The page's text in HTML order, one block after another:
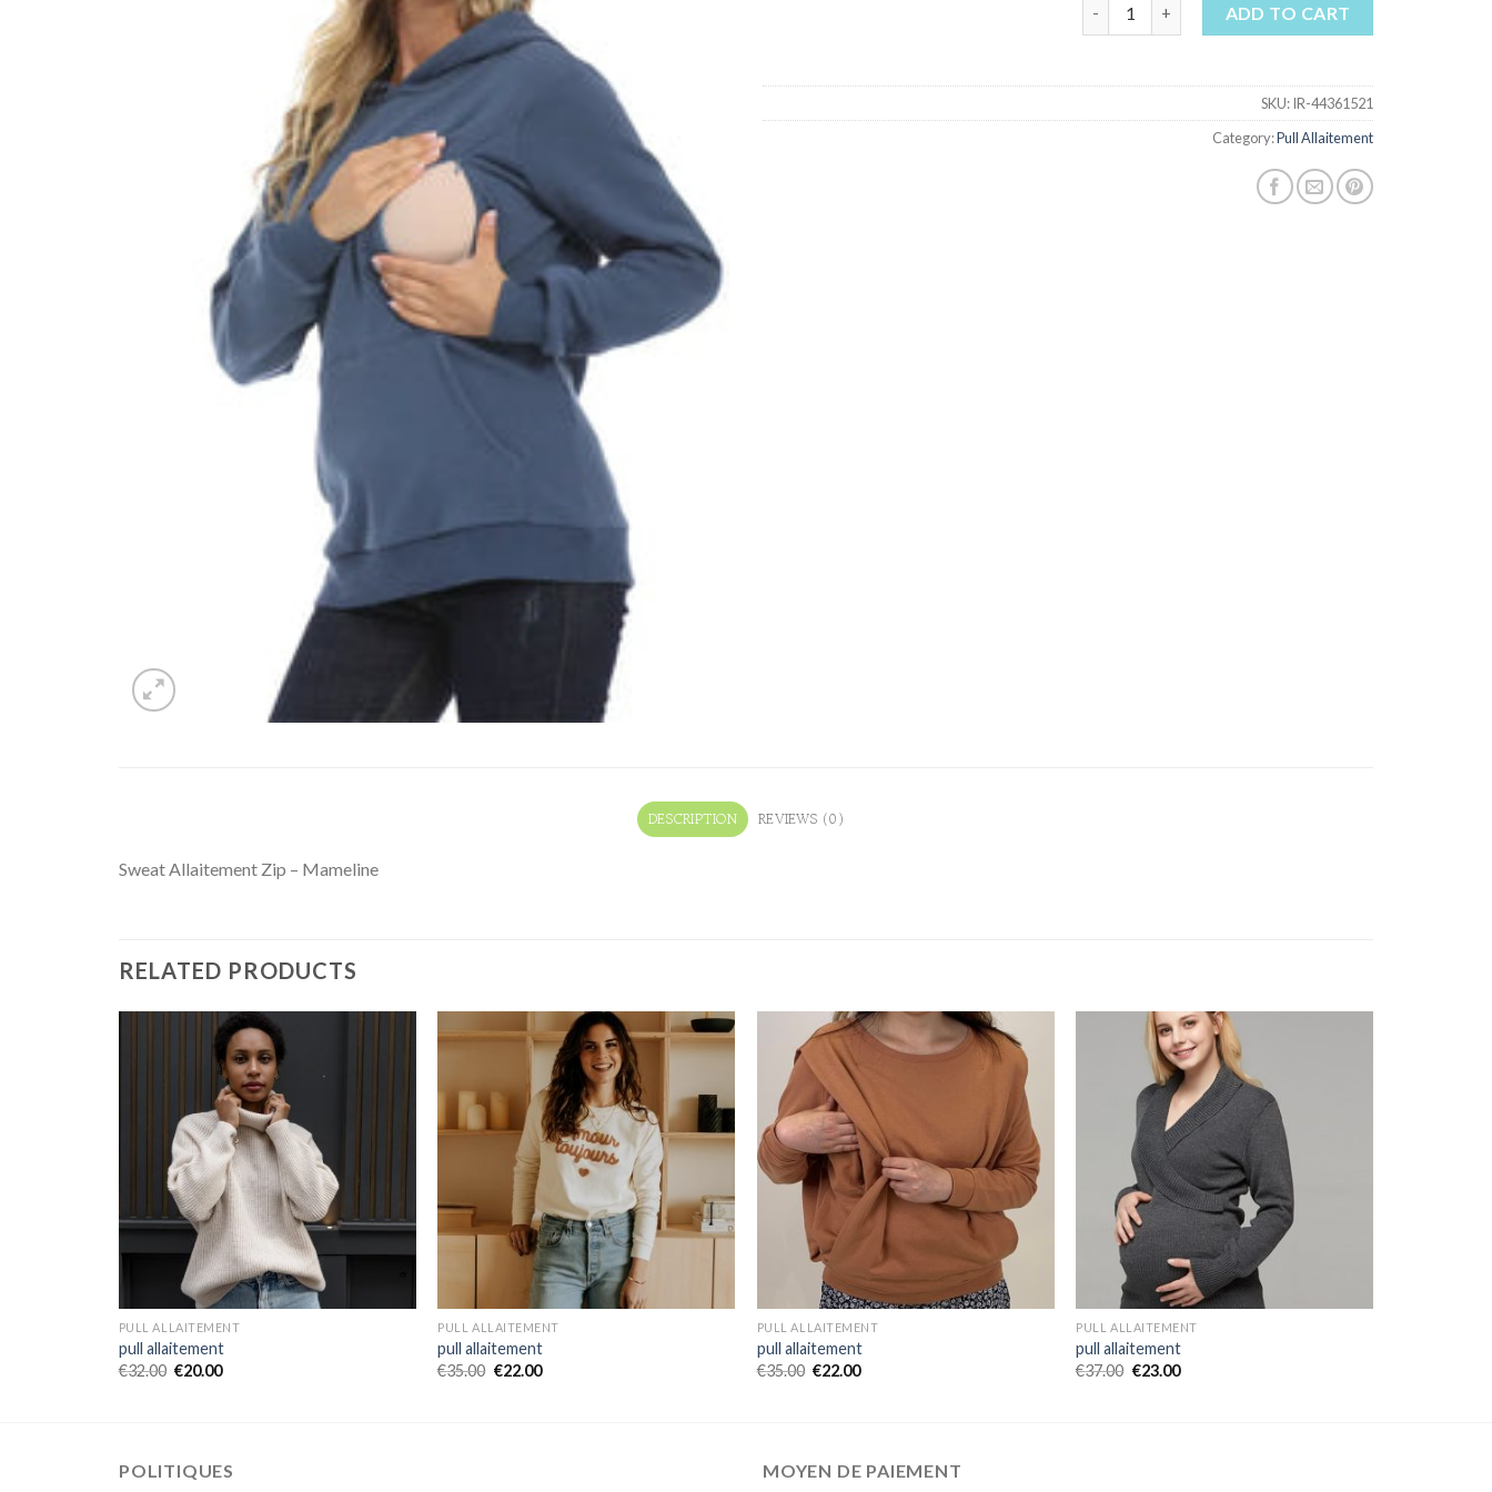
ADD TO CART
SKU:IR-44361521
Category:Pull Allaitement
DESCRIPTION REVIEWS (0)
Sweat Allaitement Zip – Mameline
RELATED PRODUCTS
PULL ALLAITEMENT
pull allaitement
€32.00 €20.00
PULL ALLAITEMENT
pull allaitement
€35.00 €22.00
PULL ALLAITEMENT
pull allaitement
€35.00 €22.00
PULL ALLAITEMENT
pull allaitement
€37.00 €23.00
POLITIQUES MOYEN DE PAIEMENT